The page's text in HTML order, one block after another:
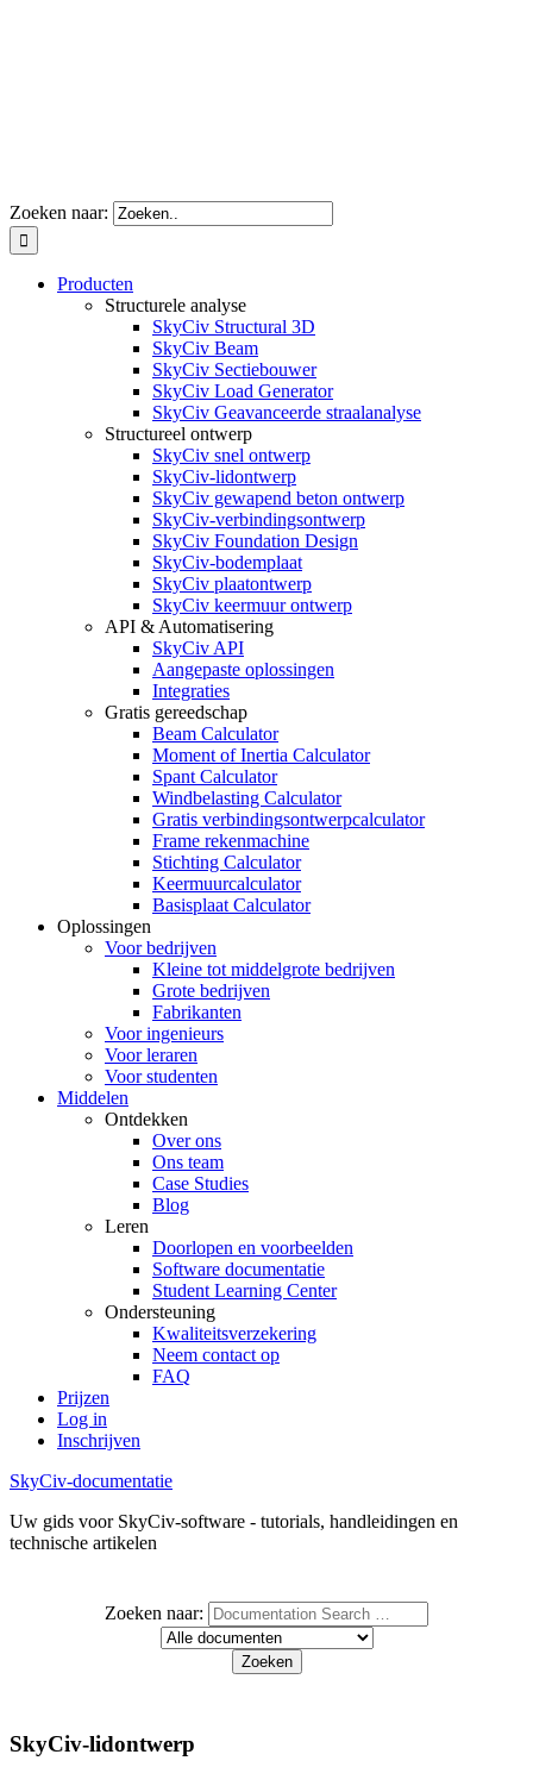
Zoeken naar:
Producten
Structurele analyse
SkyCiv Structural 3D
SkyCiv Beam
SkyCiv Sectiebouwer
SkyCiv Load Generator
SkyCiv Geavanceerde straalanalyse
Structureel ontwerp
SkyCiv snel ontwerp
SkyCiv-lidontwerp
SkyCiv gewapend beton ontwerp
SkyCiv-verbindingsontwerp
SkyCiv Foundation Design
SkyCiv-bodemplaat
SkyCiv plaatontwerp
SkyCiv keermuur ontwerp
API & Automatisering
SkyCiv API
Aangepaste oplossingen
Integraties
Gratis gereedschap
Beam Calculator
Moment of Inertia Calculator
Spant Calculator
Windbelasting Calculator
Gratis verbindingsontwerpcalculator
Frame rekenmachine
Stichting Calculator
Keermuurcalculator
Basisplaat Calculator
Oplossingen
Voor bedrijven
Kleine tot middelgrote bedrijven
Grote bedrijven
Fabrikanten
Voor ingenieurs
Voor leraren
Voor studenten
Middelen
Ontdekken
Over ons
Ons team
Case Studies
Blog
Leren
Doorlopen en voorbeelden
Software documentatie
Student Learning Center
Ondersteuning
Kwaliteitsverzekering
Neem contact op
FAQ
Prijzen
Log in
Inschrijven
SkyCiv-documentatie
Uw gids voor SkyCiv-software - tutorials, handleidingen en
technische artikelen
Zoeken naar:
SkyCiv-lidontwerp